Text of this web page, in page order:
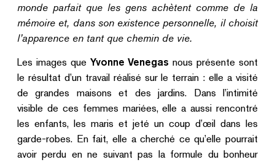
monde parfait que les gens achètent comme de la
mémoire et, dans son existence personnelle, il choisit
l’apparence en tant que chemin de vie.
Les images que Yvonne Venegas nous présente sont
le résultat d’un travail réalisé sur le terrain : elle a visité
de grandes maisons et des jardins. Dans l’intimité
visible de ces femmes mariées, elle a aussi rencontré
les enfants, les maris et jeté un coup d’œil dans les
garde-robes. En fait, elle a cherché ce qu’elle pourrait
avoir perdu en ne suivant pas la formule du bonheur